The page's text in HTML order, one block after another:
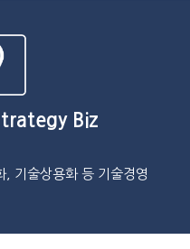
Biz
기술상용화 등 기술경영